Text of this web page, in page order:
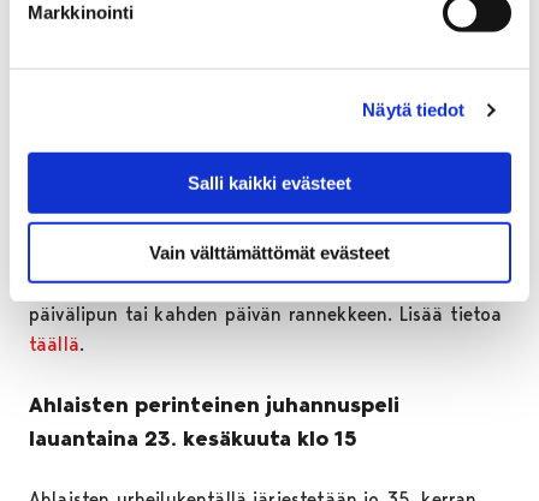
Markkinointi
Näytä tiedot
Salli kaikki evästeet
Vain välttämättömät evästeet
täällä.
Juhannus Yyterissä 22.–23. kesäkuuta
juhannusrientoihin. Virkistyshotellin valtaa letkeä
kesämeininki jota tähdittää suomalaiset
huippuartistit. Meno Yyterissä jatkuu juhannuksena
aina aamuneljään asti. Tapahtumaan voi ostaa joko
päivälipun tai kahden päivän rannekkeen. Lisää tietoa
täällä.
Ahlaisten perinteinen juhannuspeli
lauantaina 23. kesäkuuta klo 15